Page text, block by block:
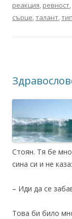
реакция, ревност,
сърце,талант,тип
Стоян. Тя бе
сина си и не каза:
– Иди да се
Това би било